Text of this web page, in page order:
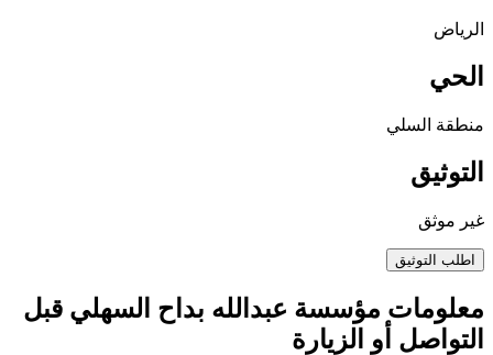
الرياض
الحي
منطقة السلي
التوثيق
غير موثق
اطلب التوثيق
معلومات مؤسسة عبدالله بداح السهلي قبل
التواصل أو الزيارة